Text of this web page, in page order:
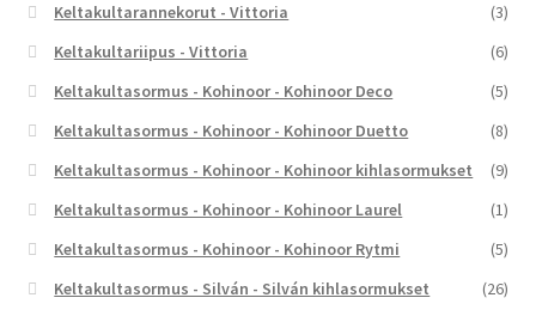
Keltakultarannekorut - Vittoria
(3)
Keltakultariipus - Vittoria
(6)
Keltakultasormus - Kohinoor - Kohinoor Deco
(5)
Keltakultasormus - Kohinoor - Kohinoor Duetto
(8)
Keltakultasormus - Kohinoor - Kohinoor kihlasormukset
(9)
Keltakultasormus - Kohinoor - Kohinoor Laurel
(1)
Keltakultasormus - Kohinoor - Kohinoor Rytmi
(5)
Keltakultasormus - Silván - Silván kihlasormukset
(26)